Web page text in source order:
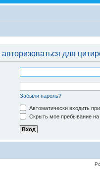
для
Забыли пароль?
Автоматически входить
Скрыть мое пребывание